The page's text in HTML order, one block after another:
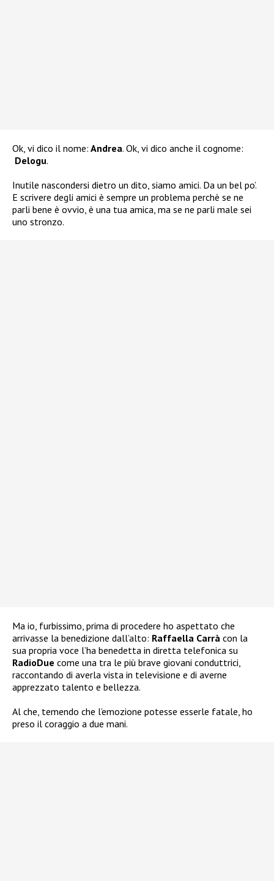
Ok, vi dico il nome: Andrea. Ok, vi dico anche il cognome:
Delogu.
Inutile nascondersi dietro un dito, siamo amici. Da un bel po’.
E scrivere degli amici è sempre un problema perchè se ne
parli bene è ovvio, è una tua amica, ma se ne parli male sei
uno stronzo.
Ma io, furbissimo, prima di procedere ho aspettato che
arrivasse la benedizione dall’alto: Raffaella Carrà con la
sua propria voce l’ha benedetta in diretta telefonica su
RadioDue come una tra le più brave giovani conduttrici,
raccontando di averla vista in televisione e di averne
apprezzato talento e bellezza.
Al che, temendo che l’emozione potesse esserle fatale, ho
preso il coraggio a due mani.